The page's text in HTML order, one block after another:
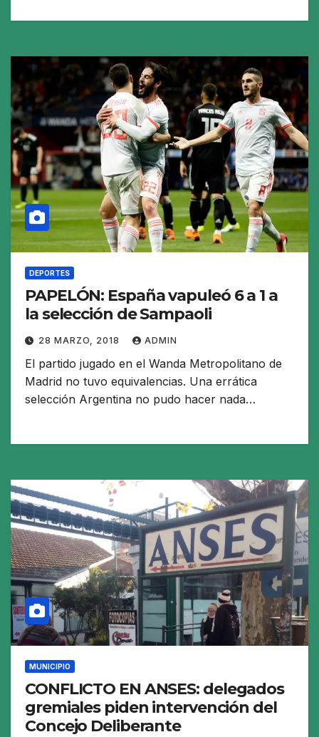
DEPORTES
PAPELÓN: España vapuleó 6 a 1 a
la selección de Sampaoli
28 MARZO, 2018 ADMIN
El partido jugado en el Wanda Metropolitano de
Madrid no tuvo equivalencias. Una errática
selección Argentina no pudo hacer nada…
MUNICIPIO
CONFLICTO EN ANSES: delegados
gremiales piden intervención del
Concejo Deliberante